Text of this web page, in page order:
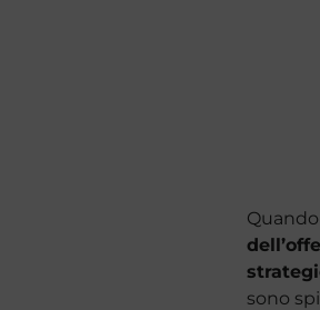
sono